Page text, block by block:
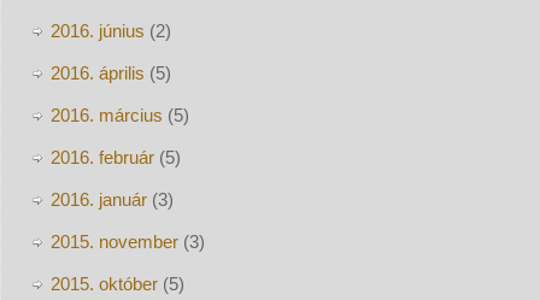
2016. június (2)
2016. április (5)
2016. március (5)
2016. február(5)
2016. január(3)
2015. november(3)
2015. október(5)